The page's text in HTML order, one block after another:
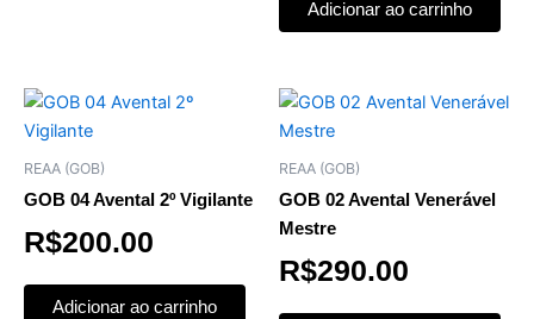
Adicionar ao carrinho
REAA (GOB)
GOB 04 Avental 2º Vigilante
R$200.00
Adicionar ao carrinho
REAA (GOB)
GOB 02 Avental Venerável
Mestre
R$290.00